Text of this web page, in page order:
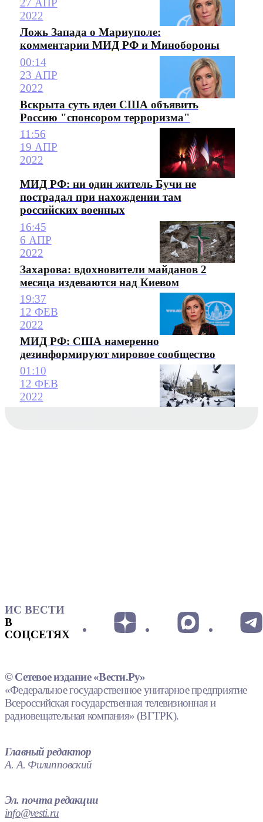
27 АПР
2022
Ложь Запада о Мариуполе:
комментарии МИД РФ и Минобороны
00:14
23 АПР
2022
Вскрыта суть идеи США объявить
Россию "спонсором терроризма"
11:56
19 АПР
2022
МИД РФ: ни один житель Бучи не
пострадал при нахождении там
российских военных
16:45
6 АПР
2022
Захарова: вдохновители майданов 2
месяца издеваются над Киевом
19:37
12 ФЕВ
2022
МИД РФ: США намеренно
дезинформируют мировое сообщество
01:10
12 ФЕВ
2022
ИС ВЕСТИ
В
СОЦСЕТЯХ
© Сетевое издание «Вести.Ру»
«Федеральное государственное унитарное предприятие
Всероссийская государственная телевизионная и
радиовещательная компания» (ВГТРК).
Главный редактор
А. А. Филипповский
Эл. почта редакции
info@vesti.ru